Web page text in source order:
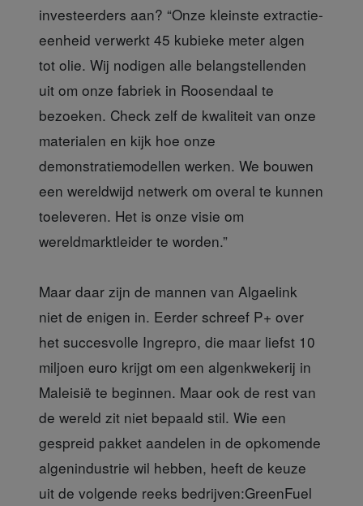
investeerders aan? “Onze kleinste extractie-
eenheid verwerkt 45 kubieke meter algen
tot olie. Wij nodigen alle belangstellenden
uit om onze fabriek in Roosendaal te
bezoeken. Check zelf de kwaliteit van onze
materialen en kijk hoe onze
demonstratiemodellen werken. We bouwen
een wereldwijd netwerk om overal te kunnen
toeleveren. Het is onze visie om
wereldmarktleider te worden.”
Maar daar zijn de mannen van Algaelink
niet de enigen in. Eerder schreef P+ over
het succesvolle Ingrepro, die maar liefst 10
miljoen euro krijgt om een algenkwekerij in
Maleisië te beginnen. Maar ook de rest van
de wereld zit niet bepaald stil. Wie een
gespreid pakket aandelen in de opkomende
algenindustrie wil hebben, heeft de keuze
uit de volgende reeks bedrijven:GreenFuel